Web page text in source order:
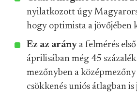
nyilatkozott úgy
hogy optimista a jövőjében
Ez az arány a felmérés
áprilisában még 45
mezőnyben a középmezőny
csökkenés uniós átlagban